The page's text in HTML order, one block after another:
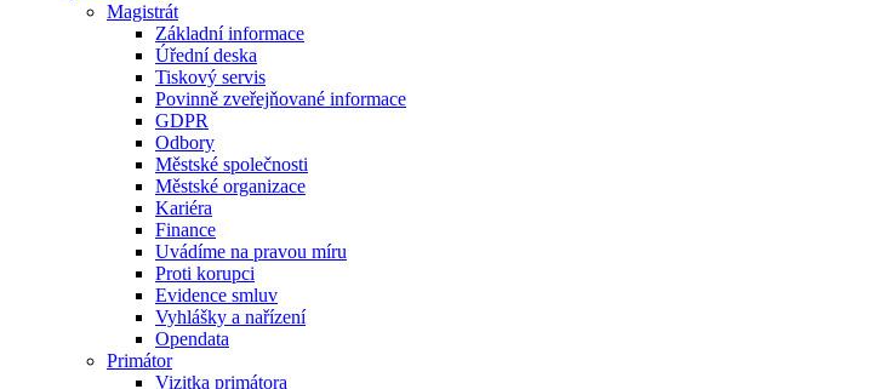
Magistrát
Základní informace
Úřední deska
Tiskový servis
Povinně zveřejňované informace
GDPR
Odbory
Městské společnosti
Městské organizace
Kariéra
Finance
Uvádíme na pravou míru
Proti korupci
Evidence smluv
Vyhlášky a nařízení
Opendata
Primátor
Vizitka primátora